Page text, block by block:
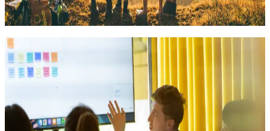
99 000₽
Молодежная политика
Особенности реализации государственной
молодежной политики в Российской Федерации
Программа направлена на формирование необходимых
практических навыков и профессиональных знаний
специалистов сферы работы с молодежью, руководителей